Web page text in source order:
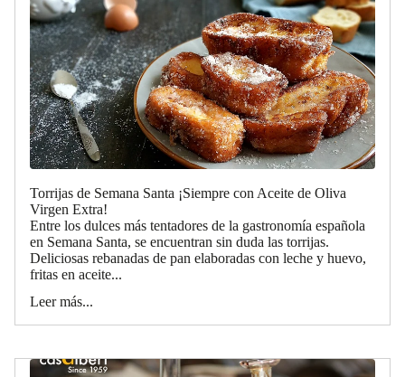
Torrijas de Semana Santa ¡Siempre con Aceite de Oliva
Virgen Extra!
Entre los dulces más tentadores de la gastronomía española
en Semana Santa, se encuentran sin duda las torrijas.
Deliciosas rebanadas de pan elaboradas con leche y huevo,
fritas en aceite...
Leer más...